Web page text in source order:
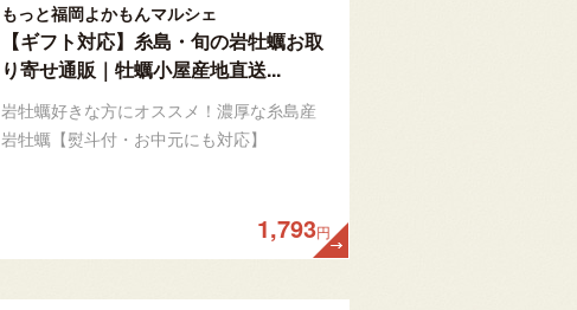
もっと福岡よかもんマルシェ
【ギフト対応】糸島・旬の岩牡蠣お取
り寄せ通販｜牡蠣小屋産地直送...
岩牡蠣好きな方にオススメ！濃厚な糸島産
岩牡蠣【熨斗付・お中元にも対応】
1,793円